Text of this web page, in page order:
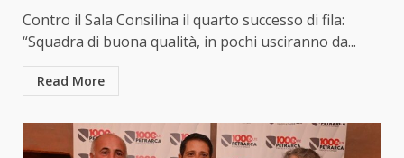
Contro il Sala Consilina il quarto successo di fila:
“Squadra di buona qualità, in pochi usciranno da...
Read More